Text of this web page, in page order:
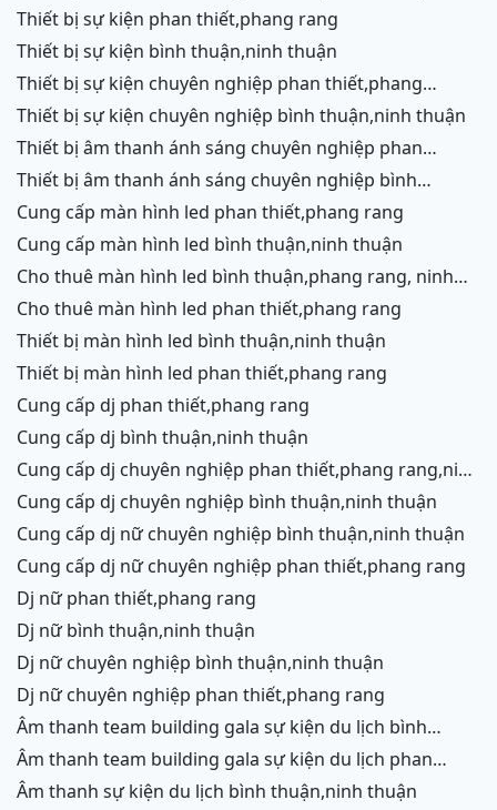
thiết bị sự kiện phan thiết,phang rang
thiết bị sự kiện bình thuận,ninh thuận
thiết bị sự kiện chuyên nghiệp phan thiết,phang
rang,ninh chữ,vĩnh hy,cam ranh
thiết bị sự kiện chuyên nghiệp bình thuận,ninh thuận
thiết bị âm thanh ánh sáng chuyên nghiệp phan
thiết,phang rang,ninh chữ,vĩnh hy,cam ranh,ninh
thiết bị âm thanh ánh sáng chuyên nghiệp bình
thuận,ninh thuận
cung cấp màn hình led phan thiết,phang rang
cung cấp màn hình led bình thuận,ninh thuận
cho thuê màn hình led bình thuận,phang rang, ninh
thuận
cho thuê màn hình led phan thiết,phang rang
thiết bị màn hình led bình thuận,ninh thuận
thiết bị màn hình led phan thiết,phang rang
cung cấp dj phan thiết,phang rang
cung cấp dj bình thuận,ninh thuận
cung cấp dj chuyên nghiệp phan thiết,phang rang,ninh
chữ,vĩnh hy
cung cấp dj chuyên nghiệp bình thuận,ninh thuận
cung cấp dj nữ chuyên nghiệp bình thuận,ninh thuận
cung cấp dj nữ chuyên nghiệp phan thiết,phang rang
dj nữ phan thiết,phang rang
dj nữ bình thuận,ninh thuận
dj nữ chuyên nghiệp bình thuận,ninh thuận
dj nữ chuyên nghiệp phan thiết,phang rang
âm thanh team building gala sự kiện du lịch bình
thuận,ninh thuận
âm thanh team building gala sự kiện du lịch phan
thiết,phang rang,ninh chữ, vĩnh hy
âm thanh sự kiện du lịch bình thuận,ninh thuận